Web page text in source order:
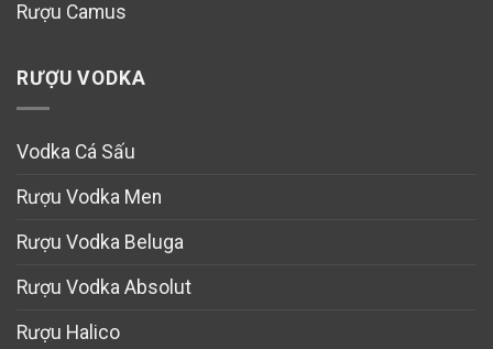
Rượu Camus
RƯỢU VODKA
Vodka Cá Sấu
Rượu Vodka Men
Rượu Vodka Beluga
Rượu Vodka Absolut
Rượu Halico